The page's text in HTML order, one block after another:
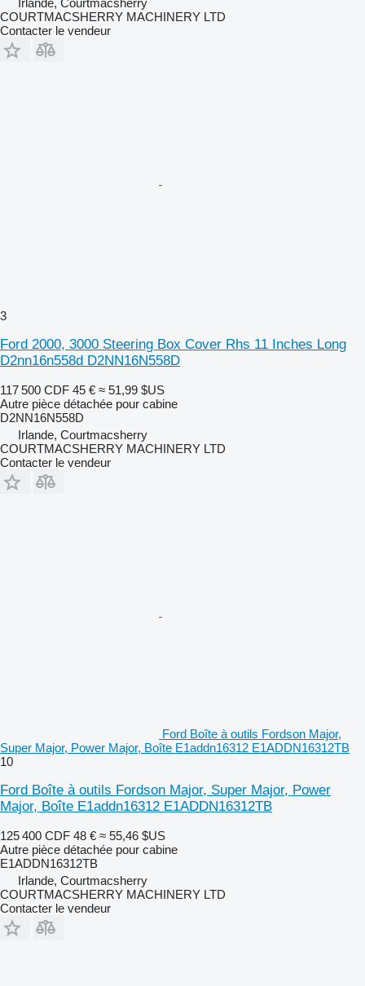
COURTMACSHERRY MACHINERY LTD
Contacter le vendeur
3
Ford 2000, 3000 Steering Box Cover Rhs 11 Inches Long
D2nn16n558d D2NN16N558D
117 500 CDF 45 € ≈ 51,99 $US
Autre pièce détachée pour cabine
D2NN16N558D
Irlande, Courtmacsherry
COURTMACSHERRY MACHINERY LTD
Contacter le vendeur
Ford Boîte à outils Fordson Major,
Super Major, Power Major, Boîte E1addn16312 E1ADDN16312TB
10
Ford Boîte à outils Fordson Major, Super Major, Power
Major, Boîte E1addn16312 E1ADDN16312TB
125 400 CDF 48 € ≈ 55,46 $US
Autre pièce détachée pour cabine
E1ADDN16312TB
Irlande, Courtmacsherry
COURTMACSHERRY MACHINERY LTD
Contacter le vendeur